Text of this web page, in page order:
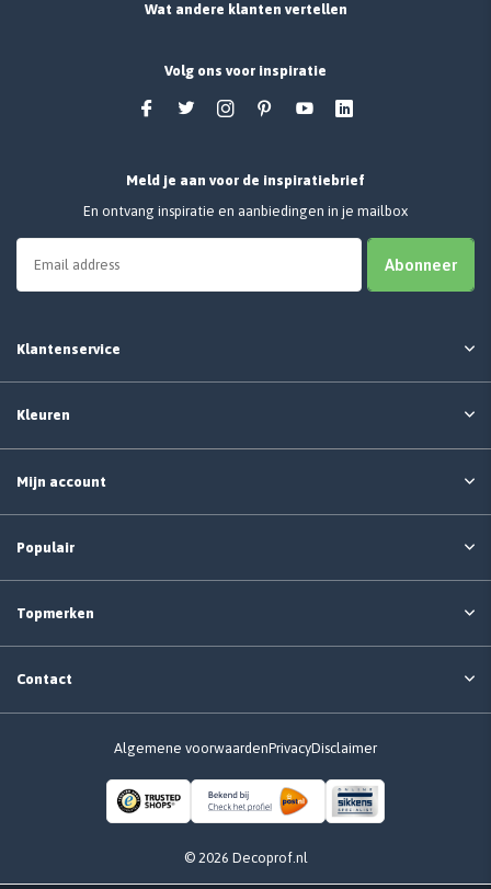
Wat andere klanten vertellen
Volg ons voor inspiratie
Meld je aan voor de inspiratiebrief
En ontvang inspiratie en aanbiedingen in je mailbox
Abonneer
Klantenservice
Kleuren
Mijn account
Populair
Topmerken
Contact
Algemene voorwaardenPrivacyDisclaimer
© 2026 Decoprof.nl